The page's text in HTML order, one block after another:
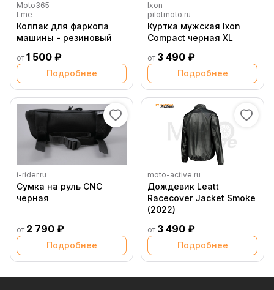
Moto365
t.me
Колпак для фаркопа
машины - резиновый
от 1 500 ₽
Подробнее
Ixon
pilotmoto.ru
Куртка мужская Ixon
Compact черная XL
от 3 490 ₽
Подробнее
i-rider.ru
Сумка на руль CNC
черная
от 2 790 ₽
Подробнее
moto-active.ru
Дождевик Leatt
Racecover Jacket Smoke
(2022)
от 3 490 ₽
Подробнее